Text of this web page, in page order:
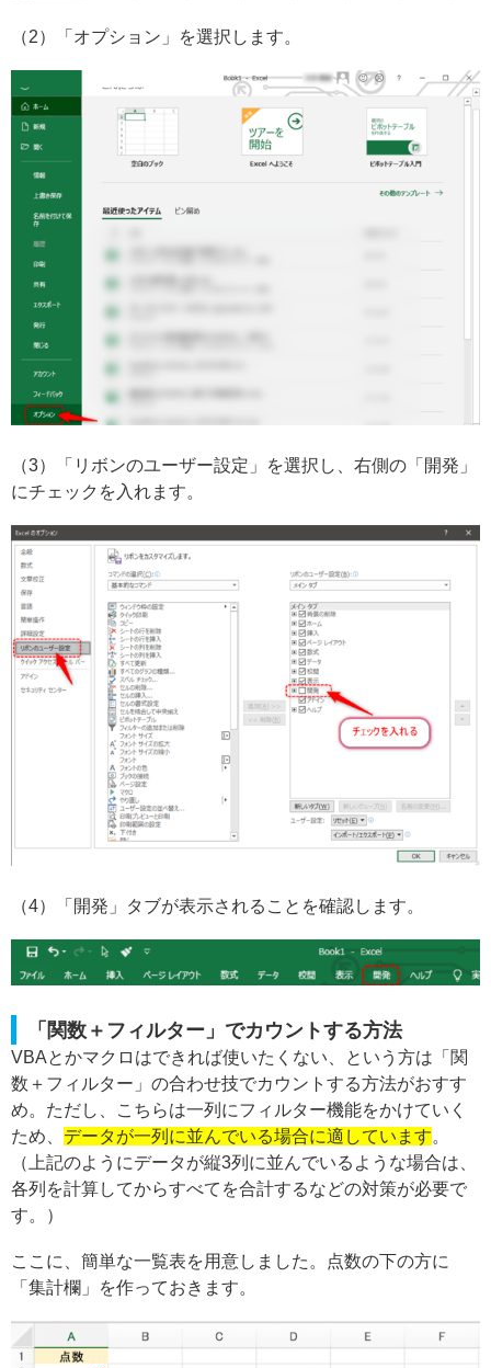
（2）「オプション」を選択します。
（3）「リボンのユーザー設定」を選択し、右側の「開発」
にチェックを入れます。
（4）「開発」タブが表示されることを確認します。
「関数＋フィルター」でカウントする方法
VBAとかマクロはできれば使いたくない、という方は「関
数＋フィルター」の合わせ技でカウントする方法がおすす
め。ただし、こちらは一列にフィルター機能をかけていく
ため、 データが一列に並んでいる場合に適しています。
（上記のようにデータが縦3列に並んでいるような場合は、
各列を計算してからすべてを合計するなどの対策が必要で
す。）
ここに、簡単な一覧表を用意しました。点数の下の方に
「集計欄」を作っておきます。